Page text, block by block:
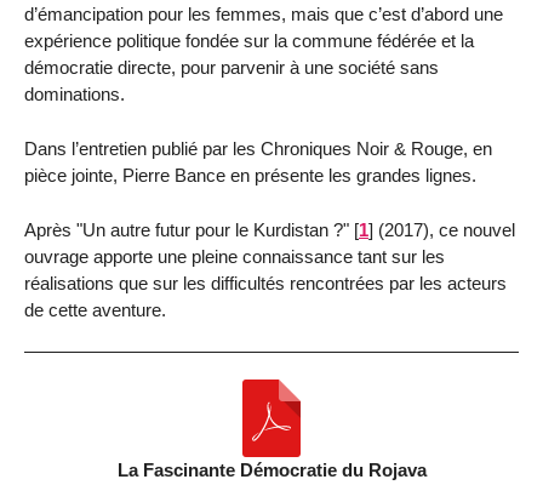
d’émancipation pour les femmes, mais que c’est d’abord une
expérience politique fondée sur la commune fédérée et la
démocratie directe, pour parvenir à une société sans
dominations.
Dans l’entretien publié par les Chroniques Noir & Rouge, en
pièce jointe, Pierre Bance en présente les grandes lignes.
Après "Un autre futur pour le Kurdistan ?" [1] (2017), ce nouvel
ouvrage apporte une pleine connaissance tant sur les
réalisations que sur les difficultés rencontrées par les acteurs
de cette aventure.
La Fascinante Démocratie du Rojava